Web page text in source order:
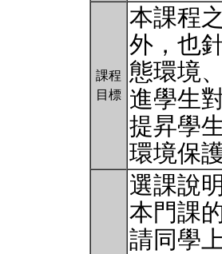
課程
目標
本課程
外，也
態環境
進學生
提昇學
環境保
選課說
本門課
請同學